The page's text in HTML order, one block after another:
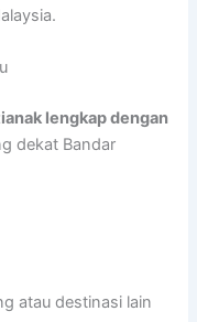
lengkap dengan
dekat Bandar
atau destinasi lain